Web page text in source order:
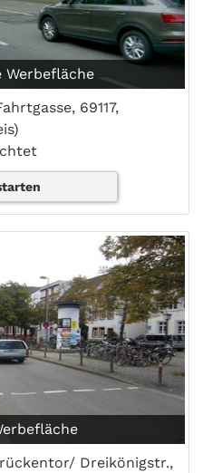
Werbefläche
69117,
Dreikönigstr.,